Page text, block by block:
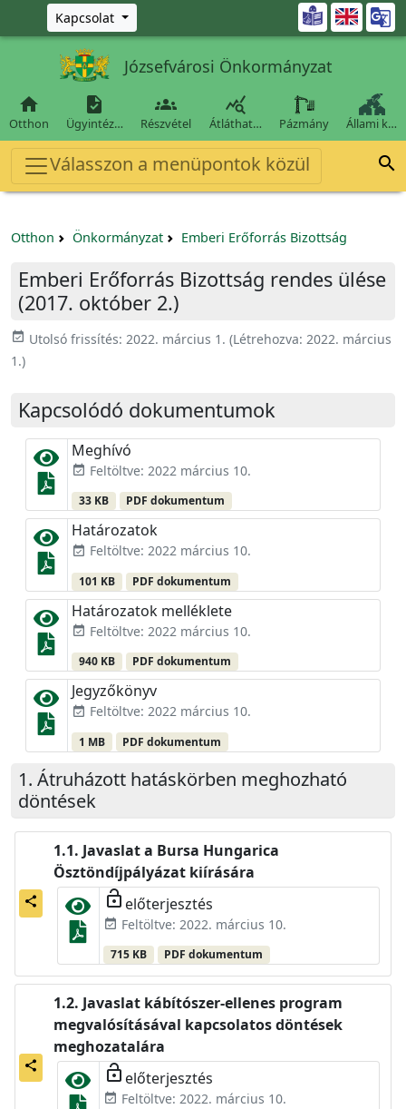
Ugrás a fő tartalomra
Kapcsolat 
Józsefvárosi Önkormányzat

Otthon

Ügyintéz…

Részvétel

Átláthat… Pázmány Állami k…
Válasszon a menüpontok közül 
Otthon Önkormányzat Emberi Erőforrás Bizottság
Emberi Erőforrás Bizottság rendes ülése
(2017. október 2.)
event_available Utolsó frissítés: 2022. március 1. (Létrehozva: 2022. március
1.)
Kapcsolódó dokumentumok
Meghívó
event_available Feltöltve: 2022 március 10.
33 KB PDF dokumentum
Határozatok
event_available Feltöltve: 2022 március 10.
101 KB PDF dokumentum
Határozatok melléklete
event_available Feltöltve: 2022 március 10.
940 KB PDF dokumentum
Jegyzőkönyv
event_available Feltöltve: 2022 március 10.
1 MB PDF dokumentum
Átruházott hatáskörben meghozható
döntések
share
Javaslat a Bursa Hungarica
Ösztöndíjpályázat kiírására
lock_open előterjesztés
event_available Feltöltve: 2022. március 10.
715 KB PDF dokumentum
share
Javaslat kábítószer-ellenes program
megvalósításával kapcsolatos döntések
meghozatalára
lock_open előterjesztés
event_available Feltöltve: 2022. március 10.